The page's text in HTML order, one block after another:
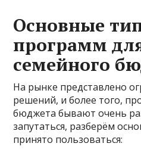
Основные
программ
семейного
На рынке представлено
решений, и более того,
бюджета бывают очень
запутаться, разберём
принято пользоваться: